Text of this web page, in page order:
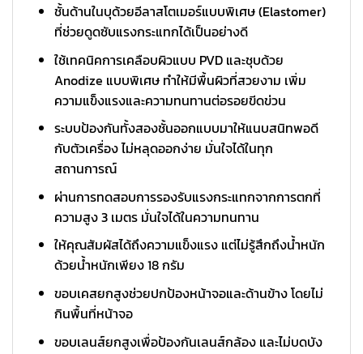
ชั้นด้านในบุด้วยอีลาสโตเมอร์แบบพิเศษ (Elastomer)
ที่ช่วยดูดซับแรงกระแทกได้เป็นอย่างดี
ใช้เทคนิคการเคลือบผิวแบบ PVD และชุบด้วย
Anodize แบบพิเศษ ทำให้มีพื้นผิวที่สวยงาม เพิ่ม
ความแข็งแรงและความทนทานต่อรอยขีดข่วน
ระบบป้องกันทั้งสองชั้นออกแบบมาให้แนบสนิทพอดี
กับตัวเครื่อง ไม่หลุดออกง่าย มั่นใจได้ในทุก
สถานการณ์
ผ่านการทดสอบการรองรับแรงกระแทกจากการตกที่
ความสูง 3 เมตร มั่นใจได้ในความทนทาน
ให้คุณสัมผัสได้ถึงความแข็งแรง แต่ไม่รู้สึกถึงน้ำหนัก
ด้วยน้ำหนักเพียง 18 กรัม
ขอบเคสยกสูงช่วยปกป้องหน้าจอและด้านข้าง โดยไม่
กินพื้นที่หน้าจอ
ขอบเลนส์ยกสูงเพื่อป้องกันเลนส์กล้อง และไม่บดบัง